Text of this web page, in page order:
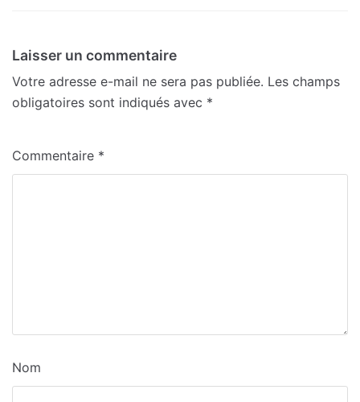
Laisser un commentaire
Votre adresse e-mail ne sera pas publiée. Les champs
obligatoires sont indiqués avec *
Commentaire *
Nom